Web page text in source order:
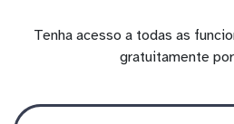
Tenha acesso a todas as
gratuitamente